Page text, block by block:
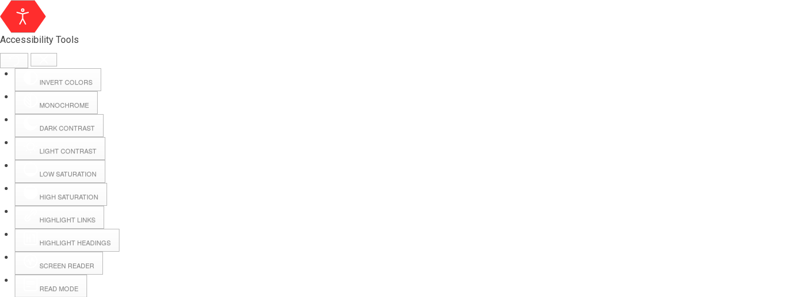
Accessibility Tools
INVERT COLORS
MONOCHROME
DARK CONTRAST
LIGHT CONTRAST
LOW SATURATION
HIGH SATURATION
HIGHLIGHT LINKS
HIGHLIGHT HEADINGS
SCREEN READER
READ MODE